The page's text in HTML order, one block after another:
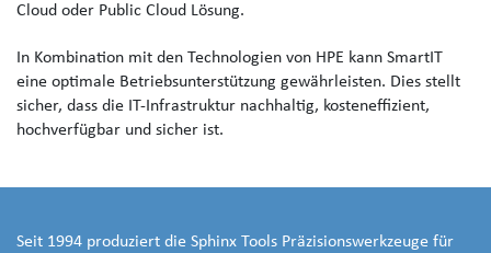
Cloud oder Public Cloud Lösung.
In Kombination mit den Technologien von HPE kann SmartIT
eine optimale Betriebsunterstützung gewährleisten. Dies stellt
sicher, dass die IT-Infrastruktur nachhaltig, kosteneffizient,
hochverfügbar und sicher ist.
Seit 1994 produziert die Sphinx Tools Präzisionswerkzeuge für